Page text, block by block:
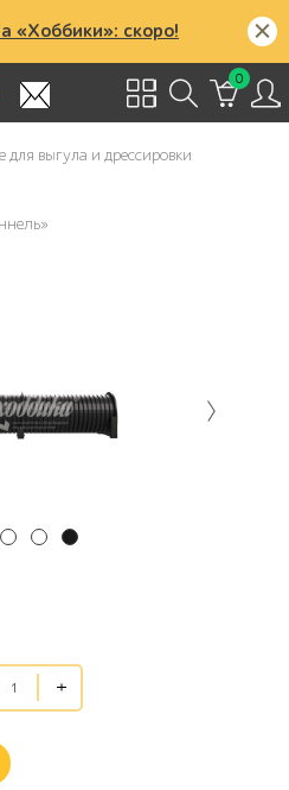
«Хоббики»: скоро!
0
выгула и дрессировки